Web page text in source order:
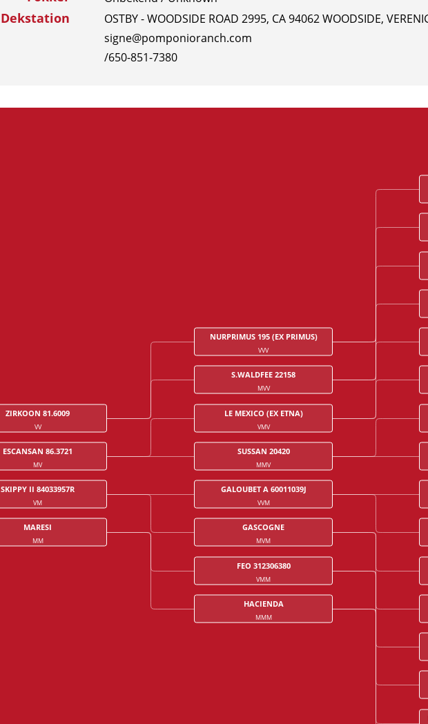
Dekstation
OSTBY - WOODSIDE ROAD 2995, CA 94062 WOODSIDE,
signe@pomponioranch.com
/650-851-7380
ZIRKOON 81.6009
VV
ESCANSAN 86.3721
MV
SKIPPY II 84033957R
VM
MARESI
MM
NURPRIMUS 195 (EX PRIMUS)
VVV
S.WALDFEE 22158
MVV
LE MEXICO (EX ETNA)
VMV
SUSSAN 20420
MMV
GALOUBET A 60011039J
VVM
GASCOGNE
MVM
FEO 312306380
VMM
HACIENDA
MMM